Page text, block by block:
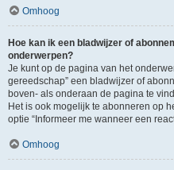
Omhoog
Hoe kan ik een bladwijzer of
onderwerpen?
Je kunt op de pagina van het
gereedschap” een bladwijzer of
boven- als onderaan de pagina te
Het is ook mogelijk te abonneren op
optie “Informeer me wanneer een
Omhoog